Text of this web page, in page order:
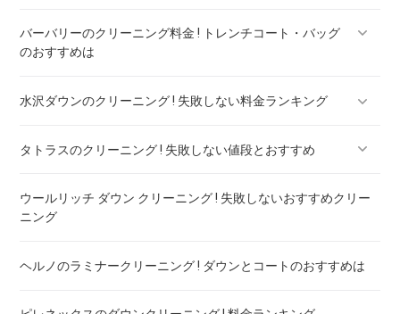
バーバリーのクリーニング料金 ! トレンチコート・バッグ
のおすすめは
バーバリー ダウン クリーニング ! 料金ランキング
水沢ダウンのクリーニング ! 失敗しない料金ランキング
水沢ダウンのリペア ! 料金ランキング
タトラスのクリーニング ! 失敗しない値段とおすすめ
タトラスのダウンのリペア ! 料金ランキング
ウールリッチ ダウン クリーニング ! 失敗しないおすすめクリー
ニング
ヘルノのラミナークリーニング ! ダウンとコートのおすすめは